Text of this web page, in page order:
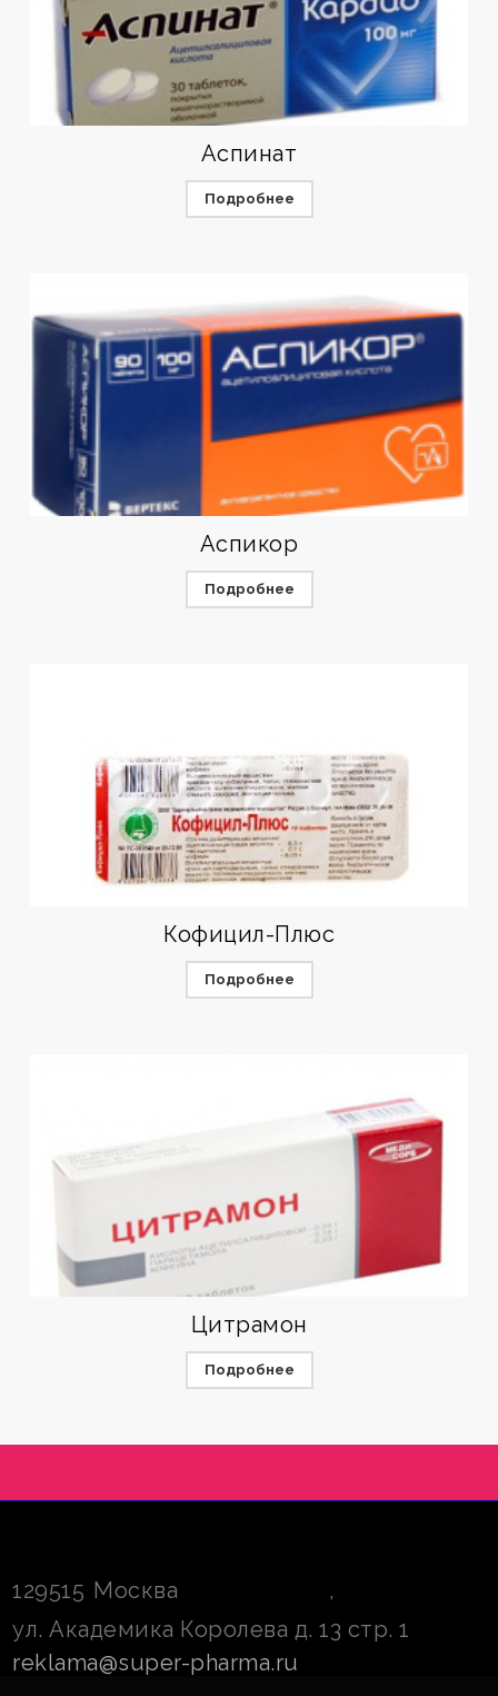
Аспинат
Подробнее
Аспикор
Подробнее
Кофицил-Плюс
Подробнее
Цитрамон
Подробнее
129515 Москва
,
ул. Академика Королева д. 13 стр. 1
reklama@super-pharma.ru